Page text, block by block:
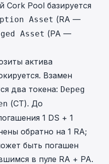
Cork Pool базируется
Asset (RA —
Asset (PA —
актива
Взамен
два токена: Depeg
(CT). До
1 DS + 1
обратно на 1 RA;
быть погашен
в пуле RA + PA.